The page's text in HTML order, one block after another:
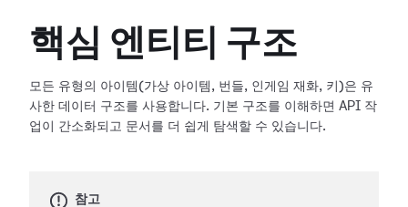
핵심 엔티티 구조
모든 유형의 아이템(가상 아이템, 번들, 인게임 재화, 키)은 유
사한 데이터 구조를 사용합니다. 기본 구조를 이해하면 API 작
업이 간소화되고 문서를 더 쉽게 탐색할 수 있습니다.
참고